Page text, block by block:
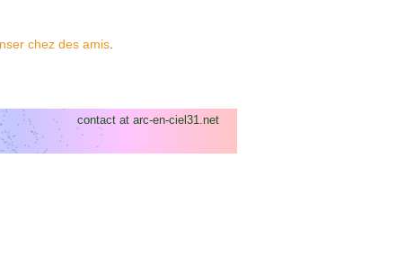
chez des amis
contact at arc-en-ciel31.net